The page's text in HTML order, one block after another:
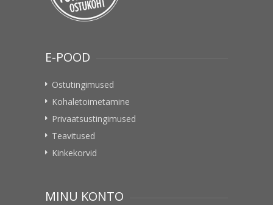
E-POOD
Ostutingimused
Kohaletoimetamine
Privaatsustingimused
Teavitused
Kinkekorvid
MINU KONTO